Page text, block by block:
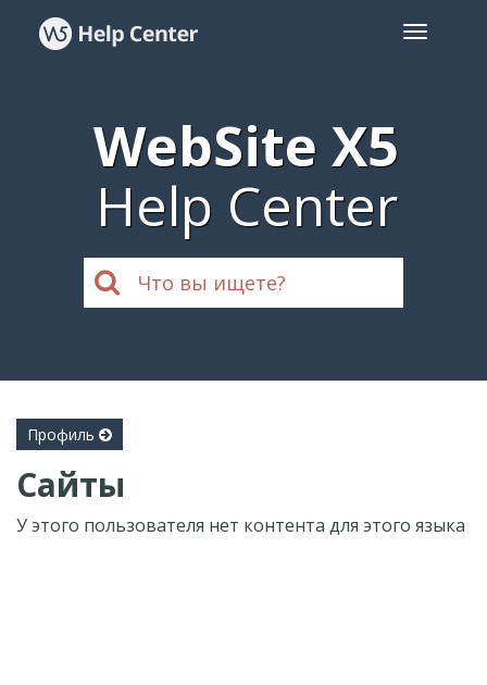
WebSite X5
Help Center
Профиль
Сайты
У этого пользователя нет контента для этого языка